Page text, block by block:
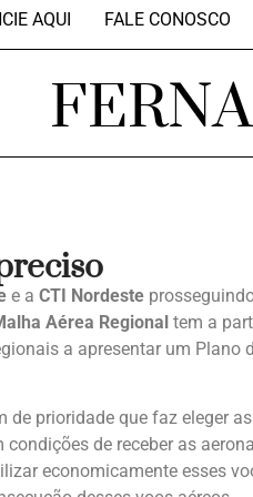
AQUI FALE CONOSCO
e a CTI Nordeste
Aérea Regional tem a
a apresentar um Plano
de prioridade que faz eleger
condições de receber as
economicamente esses